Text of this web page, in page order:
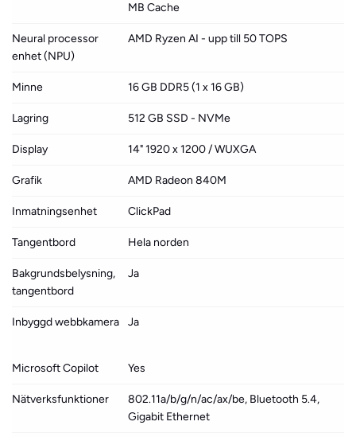
MB Cache
Neural processor
enhet (NPU)
AMD Ryzen AI - upp till 50 TOPS
Minne 16 GB DDR5 (1 x 16 GB)
Lagring 512 GB SSD - NVMe
Display 14" 1920 x 1200 / WUXGA
Grafik AMD Radeon 840M
Inmatningsenhet ClickPad
Tangentbord Hela norden
Bakgrundsbelysning,
tangentbord
Ja
Inbyggd webbkamera Ja
Microsoft Copilot Yes
Nätverksfunktioner
802.11a/b/g/n/ac/ax/be, Bluetooth 5.4,
Gigabit Ethernet